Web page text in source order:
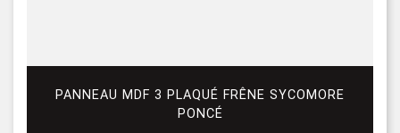
PANNEAU MDF 3 PLAQUÉ FRÊNE SYCOMORE
PONCÉ